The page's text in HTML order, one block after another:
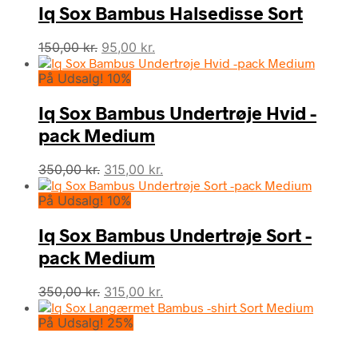
350,00 kr.. 280,00 kr..
Iq Sox Bambus Halsedisse Sort
150,00kr. Den
oprindelige
pris
150,00 kr..
95,00 kr.
aktuelle
95,00 kr..
På Udsalg! 10%
Iq Sox Bambus Undertrøje Hvid -
pack Medium
350,00kr. Den
oprindelige
pris
350,00 kr..
315,00 kr.
aktuelle
315,00 kr..
På Udsalg! 10%
Iq Sox Bambus Undertrøje Sort -
pack Medium
350,00kr. Den
oprindelige
pris
315,00 kr.
aktuelle
På Udsalg! 25%